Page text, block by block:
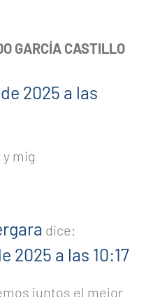
GARCÍA CASTILLO
2025 a las
mig
dice:
2025 a las 10:17
juntos el mejor